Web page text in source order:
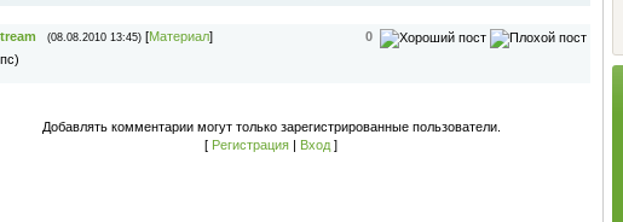
0
(08.08.2010 13:45)[Материал]
Добавлять комментарии могут только зарегистрированные пользователи.
[ Регистрация Вход]